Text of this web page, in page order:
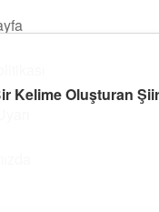
Kelime Oluşturan